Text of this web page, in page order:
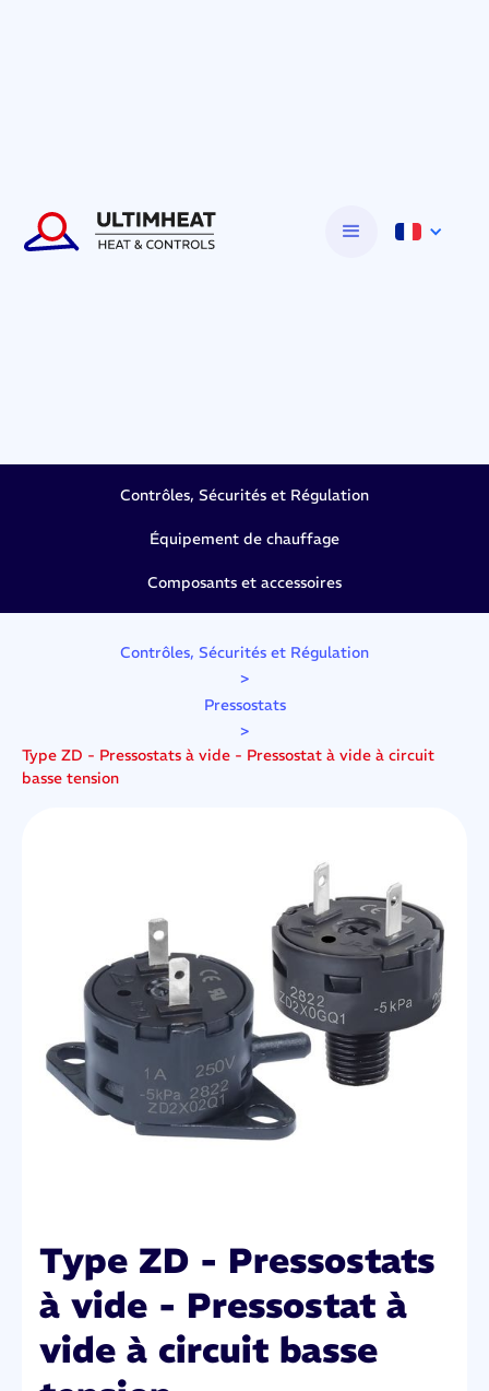
Contrôles, Sécurités et Régulation
Équipement de chauffage
Composants et accessoires
Contrôles, Sécurités et Régulation
>
Pressostats
>
Type ZD - Pressostats à vide - Pressostat à vide à circuit
basse tension
Type ZD - Pressostats
à vide - Pressostat à
vide à circuit basse